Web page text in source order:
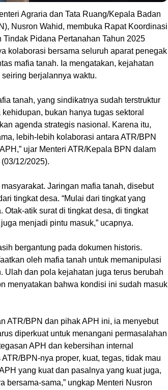
Agraria dan Tata Ruang/Kepala Badan
Nusron Wahid, membuka Rapat Koordinasi
Pidana Pertanahan Tahun 2025
kolaborasi bersama seluruh aparat penegak
mafia tanah. Ia mengatakan, kejahatan
berjalannya waktu.
tanah, yang sindikatnya sudah terstruktur
bukan hanya tugas sektoral
agenda strategis nasional. Karena itu,
lebih-lebih kolaborasi antara ATR/BPN
ujar Menteri ATR/Kepala BPN dalam
12/2025).
Jaringan mafia tanah, disebut
tingkat desa. “Mulai dari tingkat yang
Otak-atik surat di tingkat desa, di tingkat
menjadi pintu masuk,” ucapnya.
bergantung pada dokumen historis.
oleh mafia tanah untuk memanipulasi
Ulah dan pola kejahatan juga terus berubah
menyatakan bahwa kondisi ini sudah masuk
ATR/BPN dan pihak APH ini, ia menyebut
diperkuat untuk menangani permasalahan
APH dan kebersihan internal
BPN-nya proper, kuat, tegas, tidak mau
yang kuat dan pasalnya yang kuat juga,
bersama-sama,” ungkap Menteri Nusron